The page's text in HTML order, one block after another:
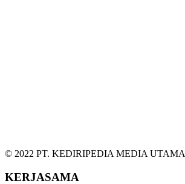
© 2022 PT. KEDIRIPEDIA MEDIA UTAMA
KERJASAMA